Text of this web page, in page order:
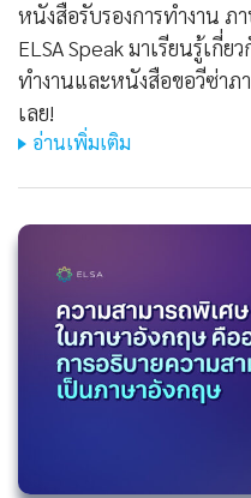
หนังสือรับรองการทํางาน ภ
ELSA Speak มาเรียนรู้เกี่
ทำงานและหนังสือขอวีซ่า
เลย!
อ่านเพิ่มเติม